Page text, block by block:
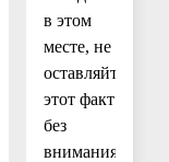
в этом
месте, не
оставляйте
этот факт
без
внимания.